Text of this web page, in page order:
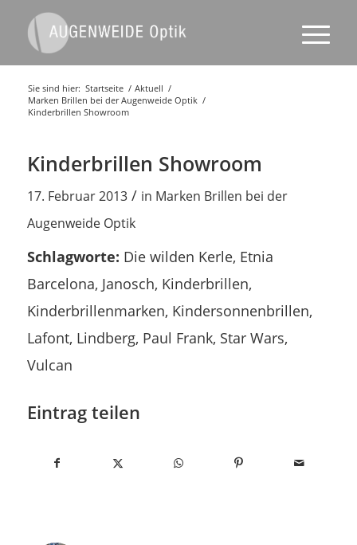
Sie sind hier: Startseite / Aktuell /
Marken Brillen bei der Augenweide Optik /
Kinderbrillen Showroom
Kinderbrillen Showroom
17. Februar 2013 / in Marken Brillen bei der
Augenweide Optik
Schlagworte: Die wilden Kerle, Etnia
Barcelona, Janosch, Kinderbrillen,
Kinderbrillenmarken, Kindersonnenbrillen,
Lafont, Lindberg, Paul Frank, Star Wars,
Vulcan
Eintrag teilen